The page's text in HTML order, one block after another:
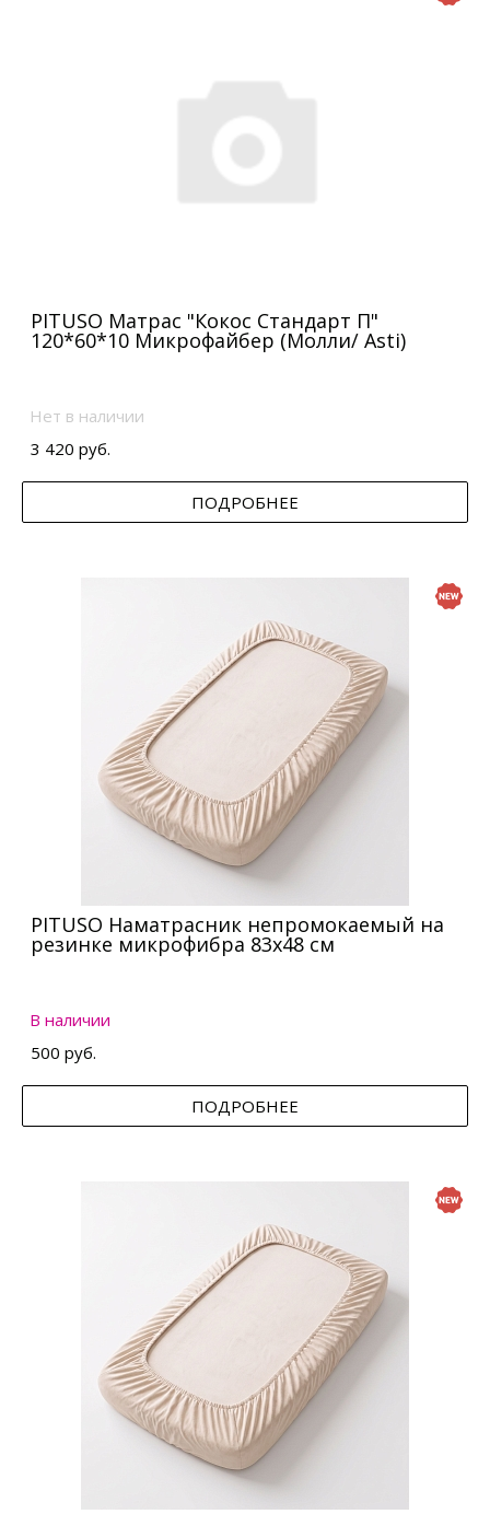
PITUSO Матрас "Кокос Стандарт П"
120*60*10 Микрофайбер (Молли/ Asti)
Нет в наличии
3 420 руб.
ПОДРОБНЕЕ
PITUSO Наматрасник непромокаемый на
резинке микрофибра 83х48 см
В наличии
500 руб.
ПОДРОБНЕЕ